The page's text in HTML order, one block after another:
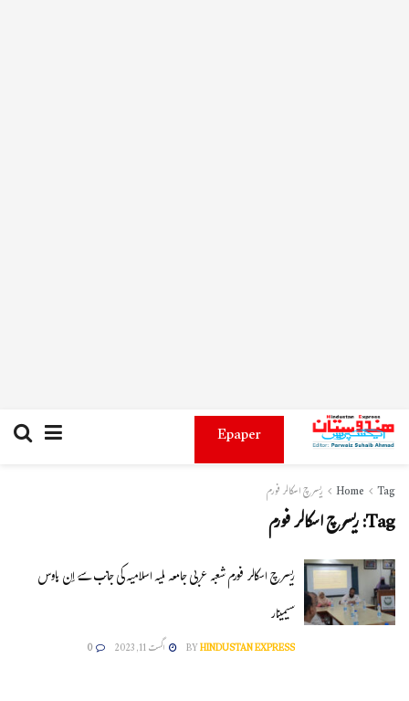
Epaper
Home Tag ریسرچ اسکالر فورم
Tag:ریسرچ اسکالر فورم
ریسرچ اسکالر فورم شعبہ عربی جامعہ ملیہ اسلامیہ کی جانب سے اِن ہاوس
سیمینار
BYHINDUSTAN EXPRESS اگست 11, 2023 0